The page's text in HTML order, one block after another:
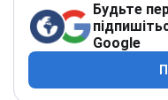
Будьте
Google